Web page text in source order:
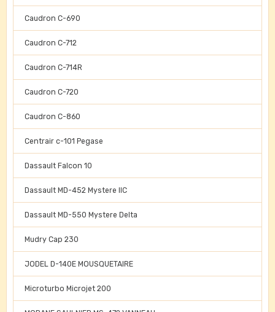
Caudron C-690
Caudron C-712
Caudron C-714R
Caudron C-720
Caudron C-860
Centrair c-101 Pegase
Dassault Falcon 10
Dassault MD-452 Mystere IIC
Dassault MD-550 Mystere Delta
Mudry Cap 230
JODEL D-140E MOUSQUETAIRE
Microturbo Microjet 200